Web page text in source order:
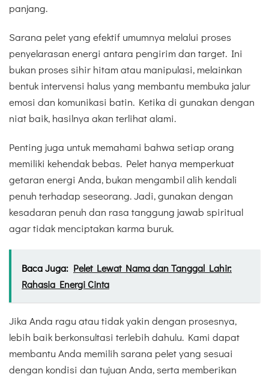
panjang.
Sarana pelet yang efektif umumnya melalui proses
penyelarasan energi antara pengirim dan target. Ini
bukan proses sihir hitam atau manipulasi, melainkan
bentuk intervensi halus yang membantu membuka jalur
emosi dan komunikasi batin. Ketika di gunakan dengan
niat baik, hasilnya akan terlihat alami.
Penting juga untuk memahami bahwa setiap orang
memiliki kehendak bebas. Pelet hanya memperkuat
getaran energi Anda, bukan mengambil alih kendali
penuh terhadap seseorang. Jadi, gunakan dengan
kesadaran penuh dan rasa tanggung jawab spiritual
agar tidak menciptakan karma buruk.
Baca Juga: Pelet Lewat Nama dan Tanggal Lahir:
Rahasia Energi Cinta
Jika Anda ragu atau tidak yakin dengan prosesnya,
lebih baik berkonsultasi terlebih dahulu. Kami dapat
membantu Anda memilih sarana pelet yang sesuai
dengan kondisi dan tujuan Anda, serta memberikan